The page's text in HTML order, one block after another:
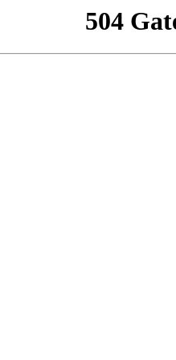
504